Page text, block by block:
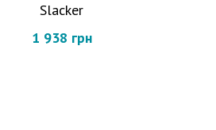
Slacker
1 938 грн